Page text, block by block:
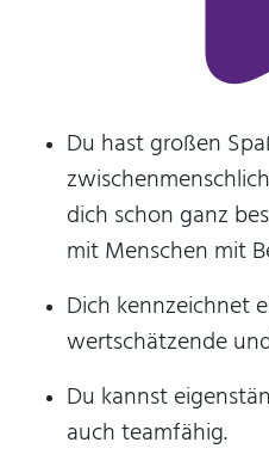
Du hast großen
dich schon ganz
mit Menschen mit
Dich kennzeichnet
wertschätzende
Du kannst
auch teamfähig.